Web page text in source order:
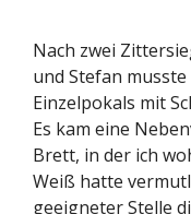
Nach zwei
und Stefan musste
Einzelpokals mit
Es kam eine
Brett, in der ich
Weiß hatte
geeigneter Stelle